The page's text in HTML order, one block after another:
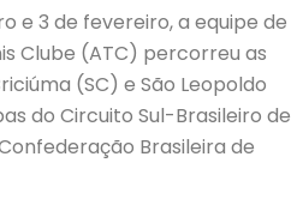
e 3 de fevereiro, a equipe de
Clube (ATC) percorreu as
(SC) e São Leopoldo
do Circuito Sul-Brasileiro de
Brasileira de